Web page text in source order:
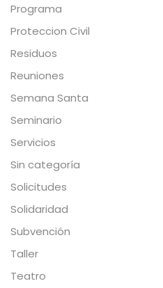
Programa
Proteccion Civil
Residuos
Reuniones
Semana Santa
Seminario
Servicios
Sin categoría
Solicitudes
Solidaridad
Subvención
Taller
Teatro